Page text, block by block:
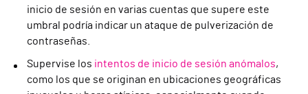
inicio de sesión en varias cuentas que supere este
umbral podría indicar un ataque de pulverización de
contraseñas.
Supervise los intentos de inicio de sesión anómalos,
como los que se originan en ubicaciones geográficas